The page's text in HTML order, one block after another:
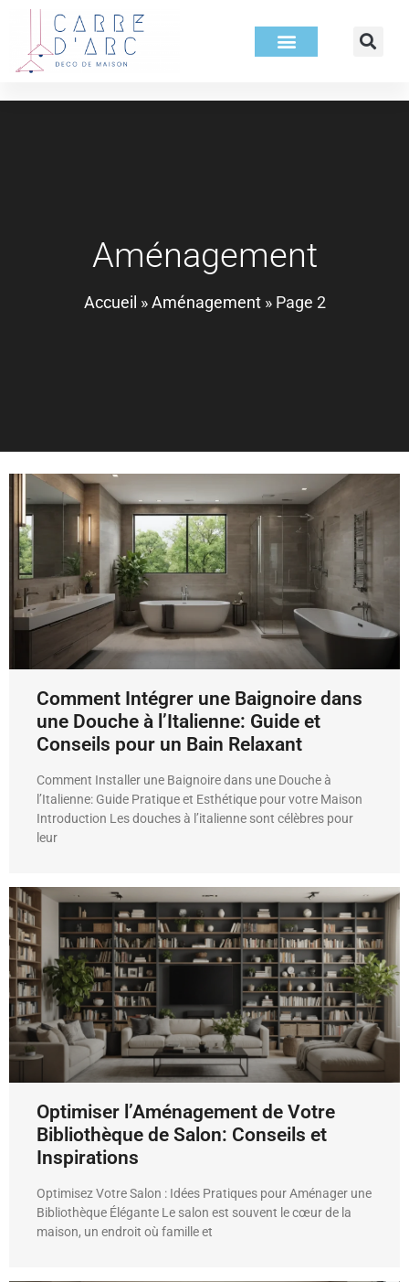
Aménagement
Accueil »Aménagement» Page 2
Comment Intégrer une Baignoire dans
une Douche à l’Italienne: Guide et
Conseils pour un Bain Relaxant
Comment Installer une Baignoire dans une Douche à
l’Italienne: Guide Pratique et Esthétique pour votre Maison
Introduction Les douches à l’italienne sont célèbres pour
leur
Optimiser l’Aménagement de Votre
Bibliothèque de Salon: Conseils et
Inspirations
Optimisez Votre Salon : Idées Pratiques pour Aménager une
Bibliothèque Élégante Le salon est souvent le cœur de la
maison, un endroit où famille et